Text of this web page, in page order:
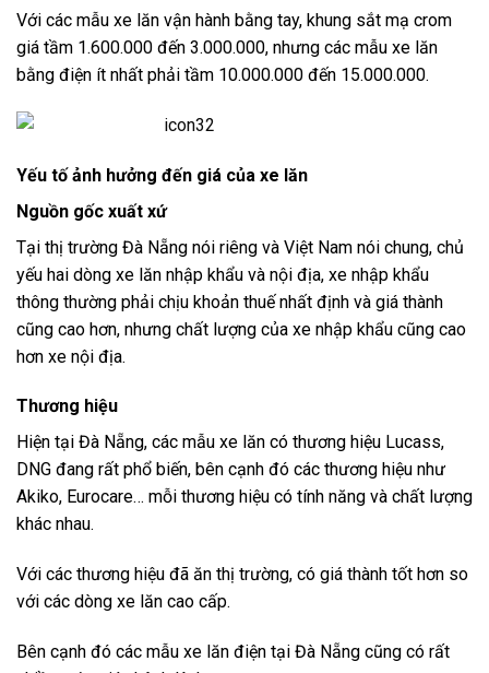
Với các mẫu xe lăn vận hành bằng tay, khung sắt mạ crom
giá tầm 1.600.000 đến 3.000.000, nhưng các mẫu xe lăn
bằng điện ít nhất phải tầm 10.000.000 đến 15.000.000.
Yếu tố ảnh hưởng đến giá của xe lăn
Nguồn gốc xuất xứ
Tại thị trường Đà Nẵng nói riêng và Việt Nam nói chung, chủ
yếu hai dòng xe lăn nhập khẩu và nội địa, xe nhập khẩu
thông thường phải chịu khoản thuế nhất định và giá thành
cũng cao hơn, nhưng chất lượng của xe nhập khẩu cũng cao
hơn xe nội địa.
Thương hiệu
Hiện tại Đà Nẵng, các mẫu xe lăn có thương hiệu Lucass,
DNG đang rất phổ biến, bên cạnh đó các thương hiệu như
Akiko, Eurocare… mỗi thương hiệu có tính năng và chất lượng
khác nhau.
Với các thương hiệu đã ăn thị trường, có giá thành tốt hơn so
với các dòng xe lăn cao cấp.
Bên cạnh đó các mẫu xe lăn điện tại Đà Nẵng cũng có rất